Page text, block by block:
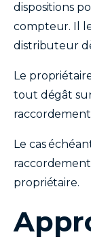
dispositions
compteur. Il
distributeur
Le
tout dégât
Le cas
propriétaire.